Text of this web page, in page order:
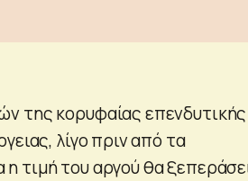
της κορυφαίας επενδυτικής
λίγο πριν από τα
τιμή του αργού θα